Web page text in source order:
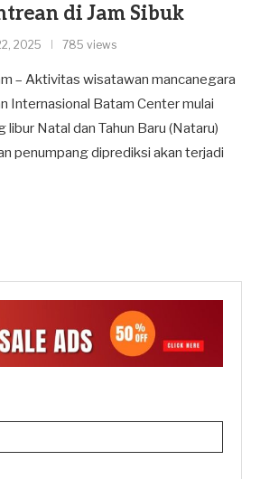
di Jam Sibuk
2025 785 views
– Aktivitas wisatawan mancanegara
Internasional Batam Center mulai
Natal dan Tahun Baru (Nataru)
penumpang diprediksi akan terjadi